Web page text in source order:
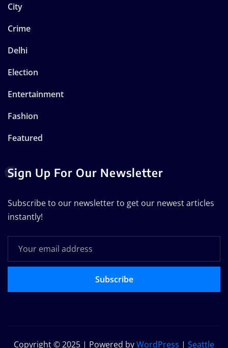
City
Crime
Delhi
Election
Entertainment
Fashion
Featured
Sign Up For Our Newsletter
Subscribe to our newsletter to get our newest articles
instantly!
Subscribe
Copyright © 2025 | Powered byWordPress | Seattle